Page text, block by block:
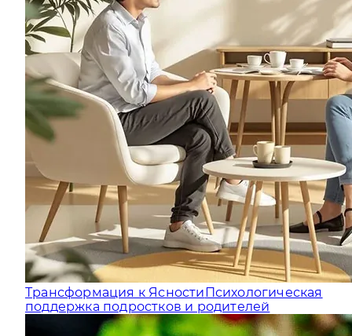
Трансформация к ЯсностиПсихологическая
поддержка подростков и родителей